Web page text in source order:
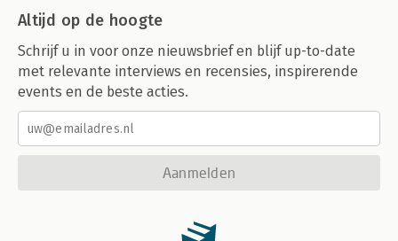
Altijd op de hoogte
Schrijf u in voor onze nieuwsbrief en blijf up-to-date
met relevante interviews en recensies, inspirerende
events en de beste acties.
Aanmelden